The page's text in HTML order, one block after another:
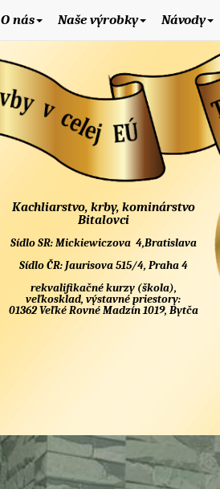
O nás Naše výrobky Návody
Kachliarstvo, krby, kominárstvo
Bitalovci
Sídlo SR: Mickiewiczova 4,Bratislava
Sídlo ČR: Jaurisova 515/4, Praha 4
rekvalifikačné kurzy (škola),
veľkosklad, výstavné priestory:
01362 Veľké Rovné Madzín 1019, Bytča